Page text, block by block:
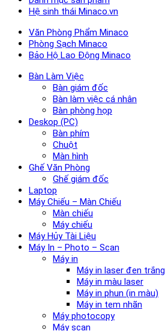
Hệ sinh thái Minaco.vn
Văn Phòng Phẩm Minaco
Phòng Sạch Minaco
Bảo Hộ Lao Động Minaco
Bàn Làm Việc
Bàn giám đốc
Bàn làm việc cá nhân
Bàn phòng họp
Deskop (PC)
Bàn phím
Chuột
Màn hình
Ghế Văn Phòng
Ghế giám đốc
Laptop
Máy Chiếu – Màn Chiếu
Màn chiếu
Máy chiếu
Máy Hủy Tài Liệu
Máy In – Photo – Scan
Máy in
Máy in laser đen trắng
Máy in màu laser
Máy in phun (in màu)
Máy in tem nhãn
Máy photocopy
Máy scan